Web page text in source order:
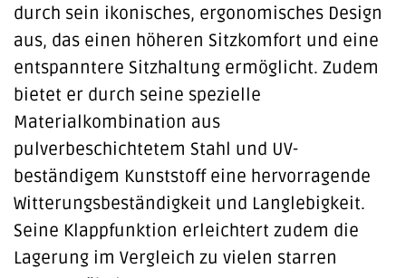
durch sein ikonisches, ergonomisches Design
aus, das einen höheren Sitzkomfort und eine
entspanntere Sitzhaltung ermöglicht. Zudem
bietet er durch seine spezielle
Materialkombination aus
pulverbeschichtetem Stahl und UV-
beständigem Kunststoff eine hervorragende
Witterungsbeständigkeit und Langlebigkeit.
Seine Klappfunktion erleichtert zudem die
Lagerung im Vergleich zu vielen starren